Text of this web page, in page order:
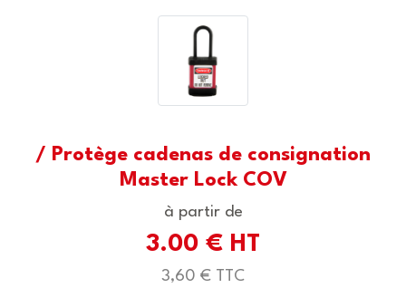
/ Protège cadenas de consignation
Master Lock COV
à partir de
3.00 € HT
3,60 € TTC